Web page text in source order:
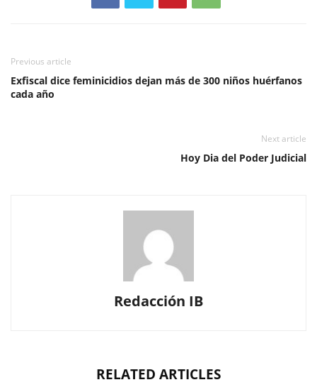
Previous article
Exfiscal dice feminicidios dejan más de 300 niños huérfanos
cada año
Next article
Hoy Dia del Poder Judicial
Redacción IB
RELATED ARTICLES